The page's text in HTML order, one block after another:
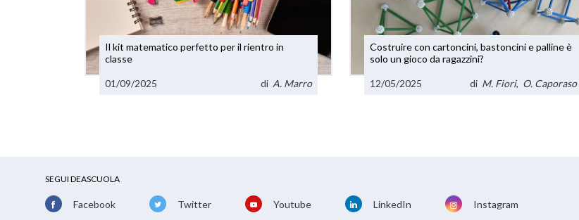
Il kit matematico perfetto per il rientro in
classe
01/09/2025 di A. Marro
Costruire con cartoncini, bastoncini e palline è
solo un gioco da ragazzini?
12/05/2025 di M. Fiori, O. Caporaso
SEGUI DEASCUOLA
Facebook Twitter Youtube LinkedIn Instagram